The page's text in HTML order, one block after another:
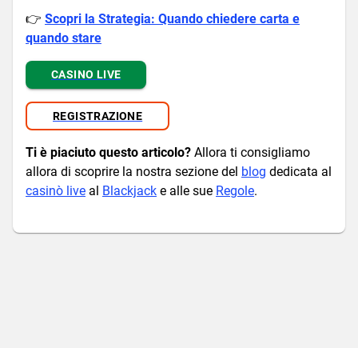
👉 Scopri la Strategia: Quando chiedere carta e
quando stare
CASINO LIVE
REGISTRAZIONE
Ti è piaciuto questo articolo? Allora ti consigliamo
allora di scoprire la nostra sezione del blog dedicata al
casinò live al Blackjack e alle sue Regole.